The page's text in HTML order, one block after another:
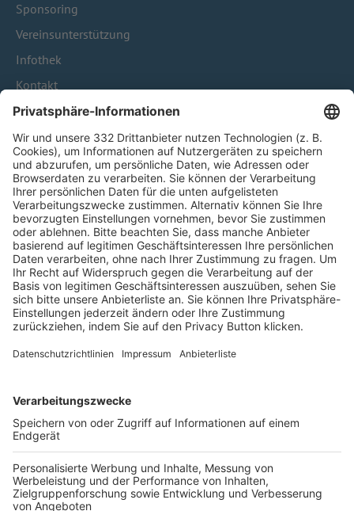
Sponsoring
Vereinsunterstützung
Infothek
Kontakt
HÄUFIG BESUCHTE SEITEN
Pässe und Vereinswechsel
Trainerausbildung
Schulungsangebot Vereinsmitarbeiter
BFV-Geschäftsstellen
Trainerbörse
Login SpielPlus
FOLGE DEM BFV
TOP-VEREINE